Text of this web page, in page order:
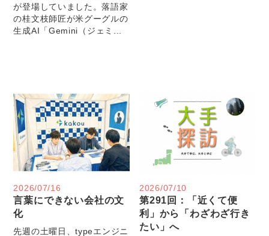
が登場していました。落語家
の桂文枝師匠が米グーグルの
生成AI「Gemini（ジェミ...
2026/07/16
言葉にできない会社の文
化
先週の土曜日、typeエンジニ
2026/07/10
第291回：「近くて便
利」から「わざわざ行き
たい」へ